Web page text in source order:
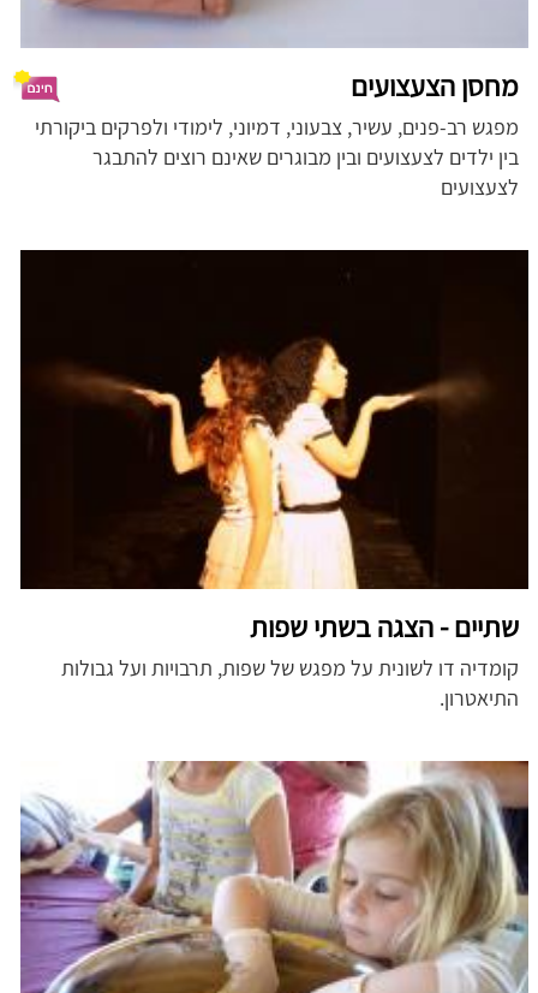
מחסן הצעצועים
מפגש רב-פנים, עשיר, צבעוני, דמיוני, לימודי ולפרקים ביקורתי
בין ילדים לצעצועים ובין מבוגרים שאינם רוצים להתבגר
לצעצועים
שתיים - הצגה בשתי שפות
קומדיה דו לשונית על מפגש של שפות, תרבויות ועל גבולות
התיאטרון.